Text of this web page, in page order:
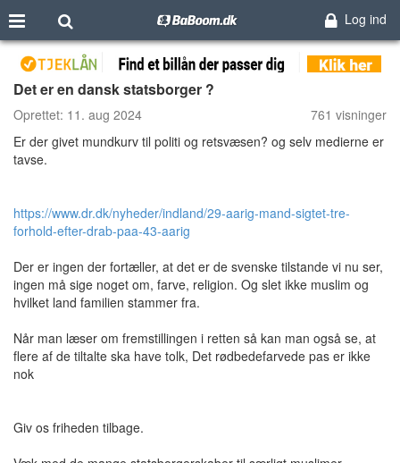
Log ind
Det er en dansk statsborger ?
Oprettet: 11. aug 2024
761 visninger
Er der givet mundkurv til politi og retsvæsen? og selv medierne er
tavse.
https://www.dr.dk/nyheder/indland/29-aarig-mand-sigtet-tre-
forhold-efter-drab-paa-43-aarig
Der er ingen der fortæller, at det er de svenske tilstande vi nu ser,
ingen må sige noget om, farve, religion. Og slet ikke muslim og
hvilket land familien stammer fra.
Når man læser om fremstillingen i retten så kan man også se, at
flere af de tiltalte ska have tolk, Det rødbedefarvede pas er ikke
nok
Giv os friheden tilbage.